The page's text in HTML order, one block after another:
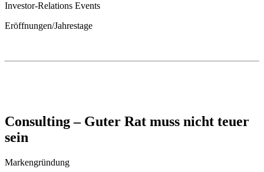
Investor-Relations Events
Eröffnungen/Jahrestage
Consulting – Guter Rat muss nicht teuer
sein
Markengründung